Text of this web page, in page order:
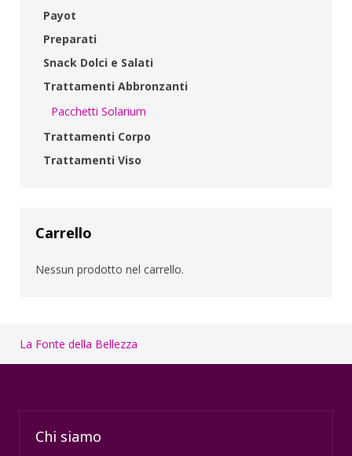
Payot
Preparati
Snack Dolci e Salati
Trattamenti Abbronzanti
Pacchetti Solarium
Trattamenti Corpo
Trattamenti Viso
Carrello
Nessun prodotto nel carrello.
La Fonte della Bellezza
Chi siamo